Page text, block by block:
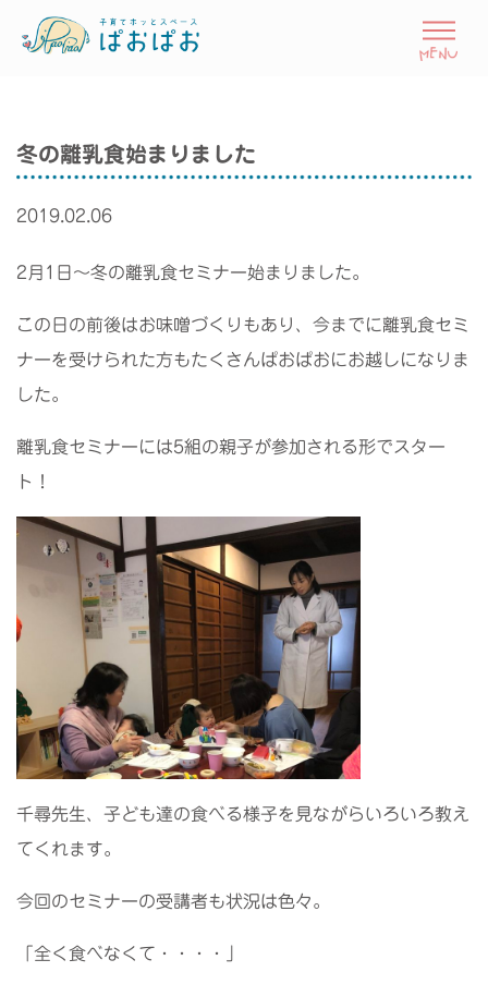
冬の離乳食始まりました
2019.02.06
2月1日～冬の離乳食セミナー始まりました。
この日の前後はお味噌づくりもあり、今までに離乳食セミ
ナーを受けられた方もたくさんぱおぱおにお越しになりま
した。
離乳食セミナーには5組の親子が参加される形でスター
ト！
千尋先生、子ども達の食べる様子を見ながらいろいろ教え
てくれます。
今回のセミナーの受講者も状況は色々。
「全く食べなくて・・・・」